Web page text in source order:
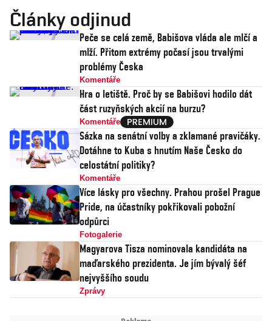
Články odjinud
Peče se celá země, Babišova vláda ale mlčí a
mlží. Přitom extrémy počasí jsou trvalými
problémy Česka
Komentáře
Hra o letiště. Proč by se Babišovi hodilo dát
část ruzyňských akcií na burzu?
Komentáře
Sázka na senátní volby a zklamané pravičáky.
Dotáhne to Kuba s hnutím Naše Česko do
celostátní politiky?
Komentáře
Více lásky pro všechny. Prahou prošel Prague
Pride, na účastníky pokřikovali pobožní
odpůrci
Fotogalerie
Magyarova Tisza nominovala kandidáta na
maďarského prezidenta. Je jím bývalý šéf
nejvyššího soudu
Zprávy